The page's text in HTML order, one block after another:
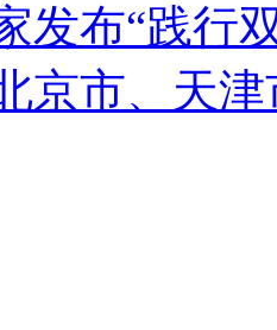
发布“践行
京市、天